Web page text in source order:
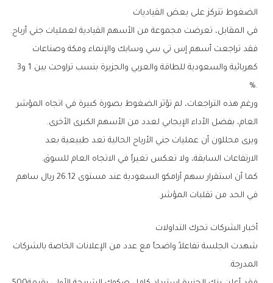
الضغوط‭ ‬تتركز‭ ‬على‭ ‬بعض‭ ‬القياديات
في‭ ‬المقابل،‭ ‬تعرضت‭ ‬مجموعة‭ ‬من‭ ‬الأسهم‭ ‬القيادية‭ ‬لعمليات‭ ‬جني‭ ‬أرباح‭.‬
‬كهربائية‭ ‬والسعودية‭ ‬للطاقة‭ ‬والعربي‭ ‬والجزيرة‭ ‬بنسب‭ ‬تراوحت‭ ‬بين‭ ‬1‭ ‬و3‭
%.‬
‬العام،‭ ‬بفضل‭ ‬الأداء‭ ‬الإيجابي‭ ‬لعدد‭ ‬من‭ ‬الأسهم‭ ‬الكبرى‭ ‬الأخرى‭.‬
‬الارتفاعات‭ ‬السابقة،‭ ‬ولا‭ ‬تعكس‭ ‬تغيراً‭ ‬في‭ ‬الاتجاه‭ ‬العام‭ ‬للسوق‭.‬
‬في‭ ‬الحد‭ ‬من‭ ‬تقلبات‭ ‬المؤشر‭.‬
أخبار‭ ‬الشركات‭ ‬تحرك‭ ‬التداولات
‬المدرجة‭.‬